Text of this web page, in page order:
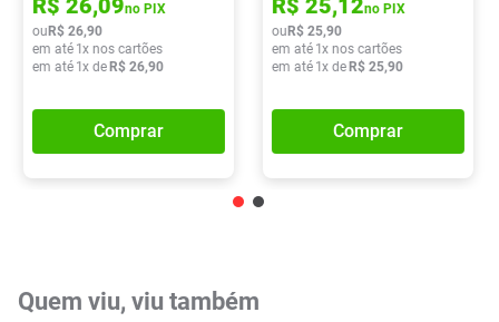
R$ 26,09no PIX
ou R$ 26,90
em até 1x nos cartões
em até 1x de R$ 26,90
Comprar
R$ 25,12no PIX
ou R$ 25,90
em até 1x nos cartões
em até 1x de R$ 25,90
Comprar
Quem viu, viu também